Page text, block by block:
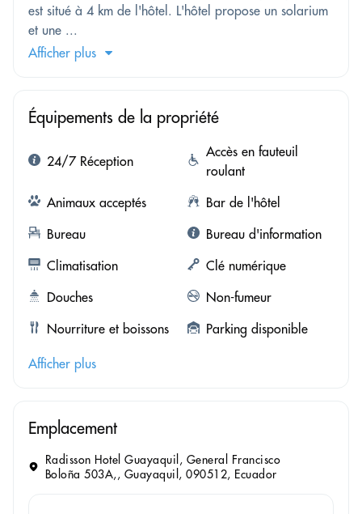
est situé à 4 km de l'hôtel. L'hôtel propose un solarium
et une ...
Afficher plus
Équipements de la propriété
24/7 Réception
Accès en fauteuil
roulant
Animaux acceptés
Bar de l'hôtel
Bureau
Bureau d'information
Climatisation
Clé numérique
Douches
Non-fumeur
Nourriture et boissons
Parking disponible
Afficher plus
Emplacement
Radisson Hotel Guayaquil, General Francisco
Boloña 503A,, Guayaquil, 090512, Ecuador